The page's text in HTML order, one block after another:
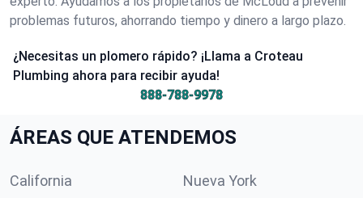
problemas futuros, ahorrando tiempo y dinero a largo plazo.
¿Necesitas un plomero rápido? ¡Llama a Croteau
Plumbing ahora para recibir ayuda!
888-788-9978
ÁREAS QUE ATENDEMOS
California Nueva York